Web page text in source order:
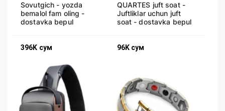
Sovutgich - yozda
bemalol fam oling -
dostavka bepul
396K сум
QUARTES juft soat -
Juftliklar uchun juft
soat - dostavka bepul
96K сум